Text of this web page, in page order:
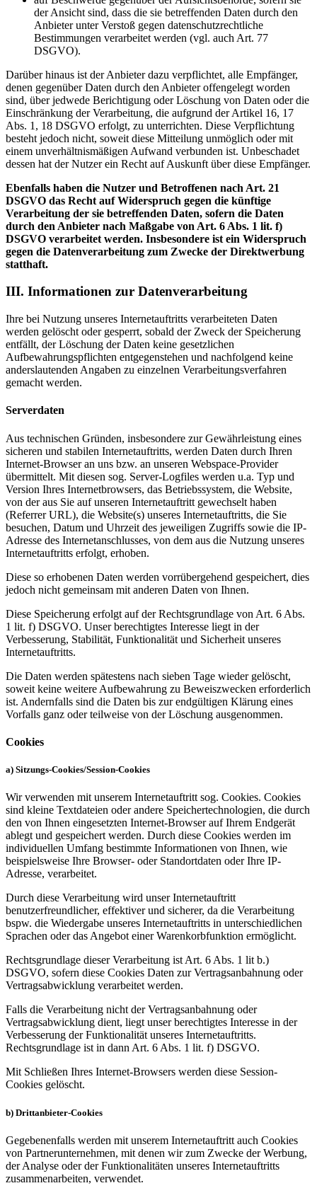
der Ansicht sind, dass die sie betreffenden Daten durch den
Anbieter unter Verstoß gegen datenschutzrechtliche
Bestimmungen verarbeitet werden (vgl. auch Art. 77
DSGVO).
Darüber hinaus ist der Anbieter dazu verpflichtet, alle Empfänger,
denen gegenüber Daten durch den Anbieter offengelegt worden
sind, über jedwede Berichtigung oder Löschung von Daten oder die
Einschränkung der Verarbeitung, die aufgrund der Artikel 16, 17
Abs. 1, 18 DSGVO erfolgt, zu unterrichten. Diese Verpflichtung
besteht jedoch nicht, soweit diese Mitteilung unmöglich oder mit
einem unverhältnismäßigen Aufwand verbunden ist. Unbeschadet
dessen hat der Nutzer ein Recht auf Auskunft über diese Empfänger.
Ebenfalls haben die Nutzer und Betroffenen nach Art. 21
DSGVO das Recht auf Widerspruch gegen die künftige
Verarbeitung der sie betreffenden Daten, sofern die Daten
durch den Anbieter nach Maßgabe von Art. 6 Abs. 1 lit. f)
DSGVO verarbeitet werden. Insbesondere ist ein Widerspruch
gegen die Datenverarbeitung zum Zwecke der Direktwerbung
statthaft.
III. Informationen zur Datenverarbeitung
Ihre bei Nutzung unseres Internetauftritts verarbeiteten Daten
werden gelöscht oder gesperrt, sobald der Zweck der Speicherung
entfällt, der Löschung der Daten keine gesetzlichen
Aufbewahrungspflichten entgegenstehen und nachfolgend keine
anderslautenden Angaben zu einzelnen Verarbeitungsverfahren
gemacht werden.
Serverdaten
Aus technischen Gründen, insbesondere zur Gewährleistung eines
sicheren und stabilen Internetauftritts, werden Daten durch Ihren
Internet-Browser an uns bzw. an unseren Webspace-Provider
übermittelt. Mit diesen sog. Server-Logfiles werden u.a. Typ und
Version Ihres Internetbrowsers, das Betriebssystem, die Website,
von der aus Sie auf unseren Internetauftritt gewechselt haben
(Referrer URL), die Website(s) unseres Internetauftritts, die Sie
besuchen, Datum und Uhrzeit des jeweiligen Zugriffs sowie die IP-
Adresse des Internetanschlusses, von dem aus die Nutzung unseres
Internetauftritts erfolgt, erhoben.
Diese so erhobenen Daten werden vorrübergehend gespeichert, dies
jedoch nicht gemeinsam mit anderen Daten von Ihnen.
Diese Speicherung erfolgt auf der Rechtsgrundlage von Art. 6 Abs.
1 lit. f) DSGVO. Unser berechtigtes Interesse liegt in der
Verbesserung, Stabilität, Funktionalität und Sicherheit unseres
Internetauftritts.
Die Daten werden spätestens nach sieben Tage wieder gelöscht,
soweit keine weitere Aufbewahrung zu Beweiszwecken erforderlich
ist. Andernfalls sind die Daten bis zur endgültigen Klärung eines
Vorfalls ganz oder teilweise von der Löschung ausgenommen.
Cookies
a) Sitzungs-Cookies/Session-Cookies
Wir verwenden mit unserem Internetauftritt sog. Cookies. Cookies
sind kleine Textdateien oder andere Speichertechnologien, die durch
den von Ihnen eingesetzten Internet-Browser auf Ihrem Endgerät
ablegt und gespeichert werden. Durch diese Cookies werden im
individuellen Umfang bestimmte Informationen von Ihnen, wie
beispielsweise Ihre Browser- oder Standortdaten oder Ihre IP-
Adresse, verarbeitet.
Durch diese Verarbeitung wird unser Internetauftritt
benutzerfreundlicher, effektiver und sicherer, da die Verarbeitung
bspw. die Wiedergabe unseres Internetauftritts in unterschiedlichen
Sprachen oder das Angebot einer Warenkorbfunktion ermöglicht.
Rechtsgrundlage dieser Verarbeitung ist Art. 6 Abs. 1 lit b.)
DSGVO, sofern diese Cookies Daten zur Vertragsanbahnung oder
Vertragsabwicklung verarbeitet werden.
Falls die Verarbeitung nicht der Vertragsanbahnung oder
Vertragsabwicklung dient, liegt unser berechtigtes Interesse in der
Verbesserung der Funktionalität unseres Internetauftritts.
Rechtsgrundlage ist in dann Art. 6 Abs. 1 lit. f) DSGVO.
Mit Schließen Ihres Internet-Browsers werden diese Session-
Cookies gelöscht.
b) Drittanbieter-Cookies
Gegebenenfalls werden mit unserem Internetauftritt auch Cookies
von Partnerunternehmen, mit denen wir zum Zwecke der Werbung,
der Analyse oder der Funktionalitäten unseres Internetauftritts
zusammenarbeiten, verwendet.